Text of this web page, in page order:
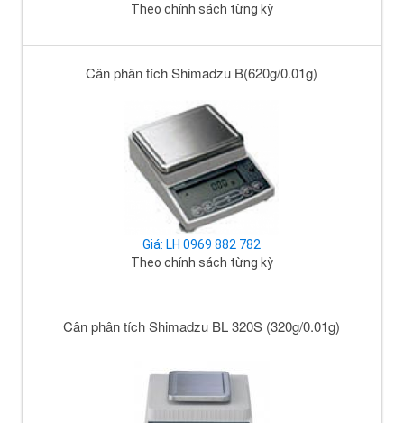
Theo chính sách từng kỳ
Cân phân tích Shimadzu B(620g/0.01g)
Giá: LH 0969 882 782
Theo chính sách từng kỳ
Cân phân tích Shimadzu BL 320S (320g/0.01g)